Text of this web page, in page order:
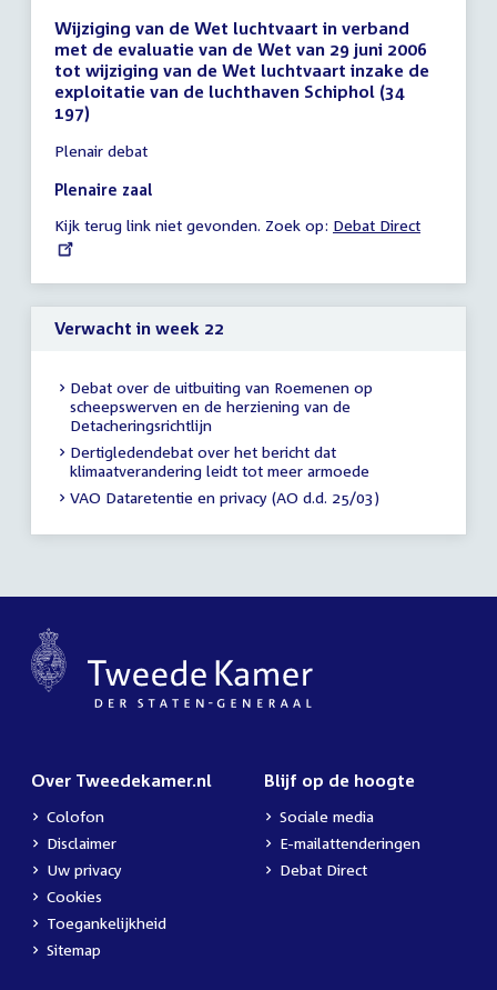
Wijziging van de Wet luchtvaart in verband
met de evaluatie van de Wet van 29 juni 2006
tot wijziging van de Wet luchtvaart inzake de
exploitatie van de luchthaven Schiphol (34
197)
vergadering
19:10
23:59
uur
Plenair debat
Plenaire zaal
Kijk terug link niet gevonden. Zoek op: External
Debat Direct
Verwacht in week 22
Debat over de uitbuiting van Roemenen op
scheepswerven en de herziening van de
Detacheringsrichtlijn
Dertigledendebat over het bericht dat
klimaatverandering leidt tot meer armoede
VAO Dataretentie en privacy (AO d.d. 25/03)
Over Tweedekamer.nl
Colofon
Disclaimer
Uw privacy
Cookies
Toegankelijkheid
Sitemap
Blijf op de hoogte
Sociale media
E-mailattenderingen
Debat Direct